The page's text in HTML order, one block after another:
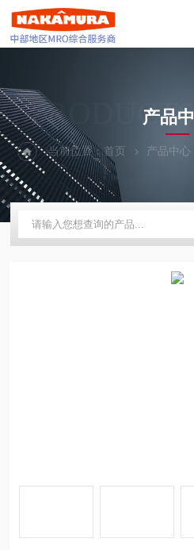
产品
当前位置：首页 产品中心